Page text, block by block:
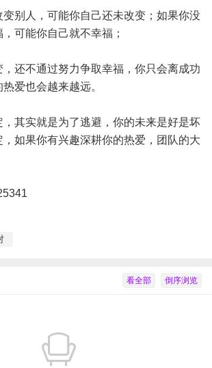
别人，可能你自己还未改变；如果你没
可能你自己就不幸福；
还不通过努力争取幸福，你只会离成功
爱也会越来越远。
其实就是为了逃避，你的未来是好是坏
如果你有兴趣深耕你的热爱，团队的大
倒序浏览
看全部